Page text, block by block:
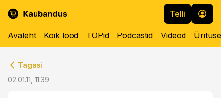
Telli
Avaleht Kõik lood TOPid Podcastid Videod
Tagasi
02.01.11, 11:39